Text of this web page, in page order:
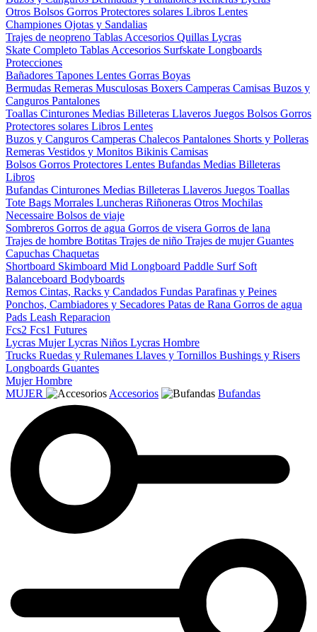
Otros Bolsos Gorros Protectores solares Libros Lentes
Championes Ojotas y Sandalias
Trajes de neopreno Tablas Accesorios Quillas Lycras
Skate Completo Tablas Accesorios Surfskate Longboards
Protecciones
Bañadores Tapones Lentes Gorras Boyas
Bermudas Remeras Musculosas Boxers Camperas Camisas Buzos y
Canguros Pantalones
Toallas Cinturones Medias Billeteras Llaveros Juegos Bolsos Gorros
Protectores solares Libros Lentes
Buzos y Canguros Camperas Chalecos Pantalones Shorts y Polleras
Remeras Vestidos y Monitos Bikinis Camisas
Bolsos Gorros Protectores Lentes Bufandas Medias Billeteras
Libros
Bufandas Cinturones Medias Billeteras Llaveros Juegos Toallas
Tote Bags Morrales Luncheras Riñoneras Otros Mochilas
Necessaire Bolsos de viaje
Sombreros Gorros de agua Gorros de visera Gorros de lana
Trajes de hombre Botitas Trajes de niño Trajes de mujerGuantes
Capuchas Chaquetas
Shortboard Skimboard Mid Longboard Paddle Surf Soft
Balanceboard Bodyboards
Remos Cintas, Racks y Candados Fundas Parafinas y Peines
Ponchos, Cambiadores y Secadores Patas de Rana Gorros de agua
Pads Leash Reparacion
Fcs2 Fcs1 Futures
Lycras MujerLycras Niños Lycras Hombre
Trucks Ruedas y Rulemanes Llaves y Tornillos Bushings y Risers
Longboards Guantes
MujerHombre
MUJER
Accesorios Bufandas